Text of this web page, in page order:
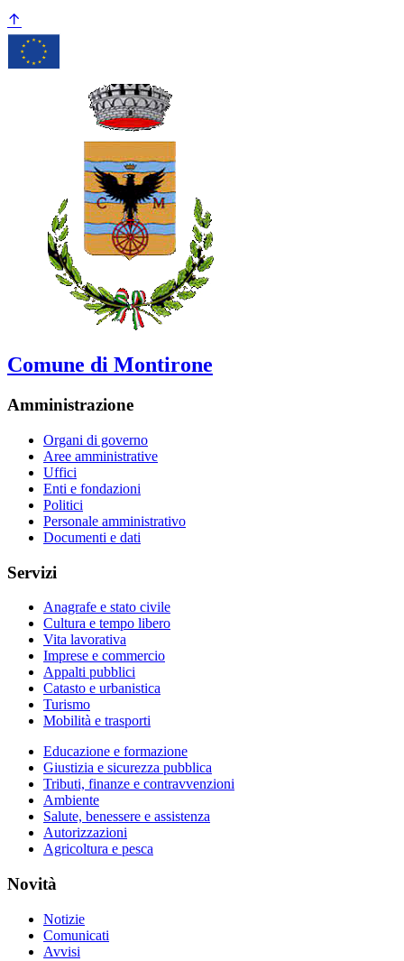
Comune di Montirone
Amministrazione
Organi di governo
Aree amministrative
Uffici
Enti e fondazioni
Politici
Personale amministrativo
Documenti e dati
Servizi
Anagrafe e stato civile
Cultura e tempo libero
Vita lavorativa
Imprese e commercio
Appalti pubblici
Catasto e urbanistica
Turismo
Mobilità e trasporti
Educazione e formazione
Giustizia e sicurezza pubblica
Tributi, finanze e contravvenzioni
Ambiente
Salute, benessere e assistenza
Autorizzazioni
Agricoltura e pesca
Novità
Notizie
Comunicati
Avvisi